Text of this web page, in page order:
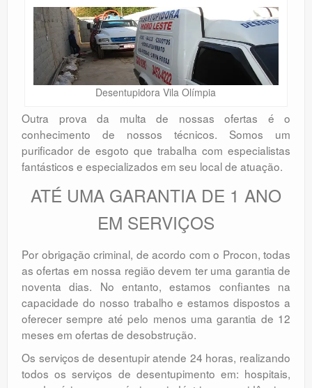
Desentupidora Vila Olímpia
Outra prova da multa de nossas ofertas é o
conhecimento de nossos técnicos. Somos um
purificador de esgoto que trabalha com especialistas
fantásticos e especializados em seu local de atuação.
ATÉ UMA GARANTIA DE 1 ANO
EM SERVIÇOS
Por obrigação criminal, de acordo com o Procon, todas
as ofertas em nossa região devem ter uma garantia de
noventa dias. No entanto, estamos confiantes na
capacidade do nosso trabalho e estamos dispostos a
oferecer sempre até pelo menos uma garantia de 12
meses em ofertas de desobstrução.
Os serviços de desentupir atende 24 horas, realizando
todos os serviços de desentupimento em: hospitais,